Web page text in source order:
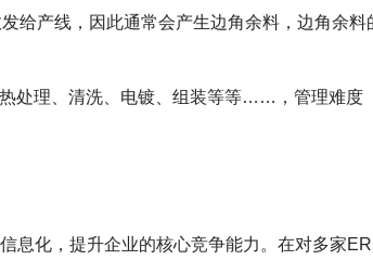
给产线，因此通常会产生边角余料，边角余料
处理、清洗、电镀、组装等等……，管理难度
息化，提升企业的核心竞争能力。在对多家